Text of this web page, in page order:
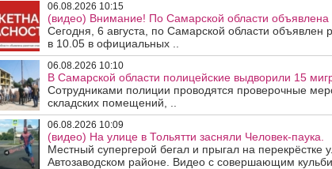
06.08.2026 10:15
(видео) Внимание! По Самарской области объявлена
Сегодня, 6 августа, по Самарской области
в 10.05 в официальных ..
06.08.2026 10:10
В Самарской области полицейские выдворили 15
Сотрудниками полиции проводятся проверочные
складских помещений, ..
06.08.2026 10:09
(видео) На улице в Тольятти засняли Человек-паука.
Местный супергерой бегал и прыгал на
Автозаводском районе. Видео с совершающим